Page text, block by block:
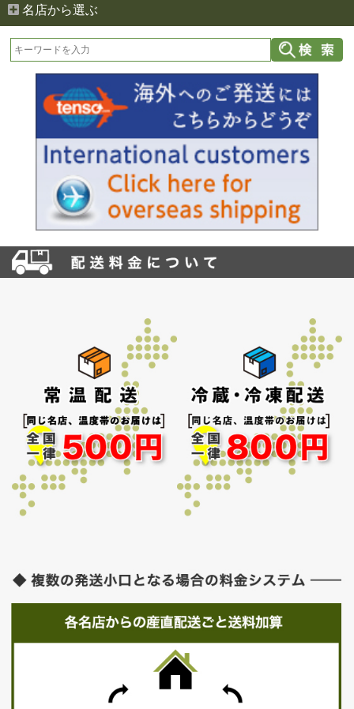
名店から選ぶ